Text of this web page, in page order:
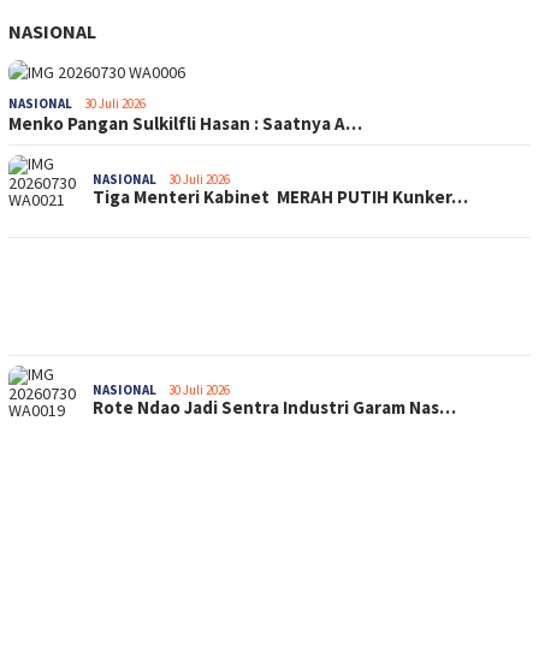
NASIONAL
NASIONAL 30 Juli 2026
Menko Pangan Sulkilfli Hasan : Saatnya A…
NASIONAL 30 Juli 2026
Tiga Menteri Kabinet MERAH PUTIH Kunker…
NASIONAL 30 Juli 2026
Rote Ndao Jadi Sentra Industri Garam Nas…